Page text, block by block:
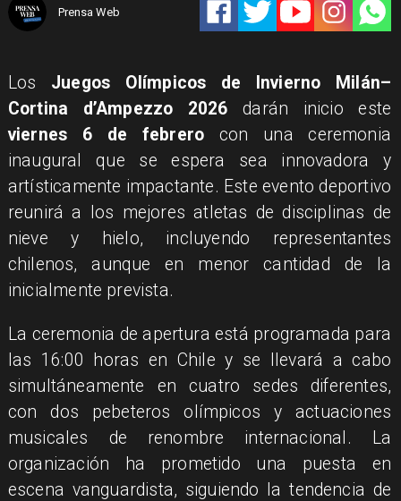
Prensa Web
Los Juegos Olímpicos de Invierno Milán–
Cortina d’Ampezzo 2026 darán inicio este
viernes 6 de febrero con una ceremonia
inaugural que se espera sea innovadora y
artísticamente impactante. Este evento deportivo
reunirá a los mejores atletas de disciplinas de
nieve y hielo, incluyendo representantes
chilenos, aunque en menor cantidad de la
inicialmente prevista.
La ceremonia de apertura está programada para
las 16:00 horas en Chile y se llevará a cabo
simultáneamente en cuatro sedes diferentes,
con dos pebeteros olímpicos y actuaciones
musicales de renombre internacional. La
organización ha prometido una puesta en
escena vanguardista, siguiendo la tendencia de